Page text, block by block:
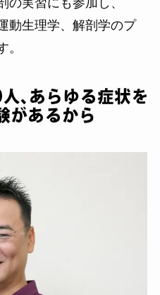
の実習にも参加し、
動生理学、解剖学のプ
。